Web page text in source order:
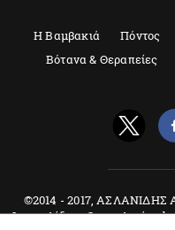
Η Βαμβακιά Πόντος
Βότανα & Θεραπείες
©2014 - 2017,
Ιστοσελίδων, Θεσσαλονίκη